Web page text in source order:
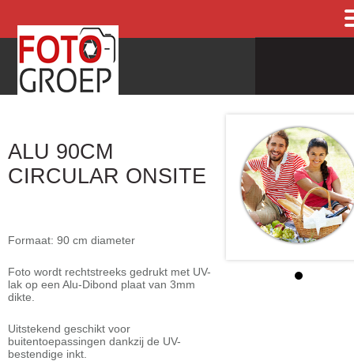
ALU 90CM
CIRCULAR ONSITE
Formaat: 90 cm diameter
Foto wordt rechtstreeks gedrukt met UV-
lak op een Alu-Dibond plaat van 3mm
dikte.
Uitstekend geschikt voor
buitentoepassingen dankzij de UV-
bestendige inkt.